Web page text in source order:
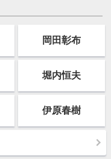
岡田彰布
堀内恒夫
伊原春樹